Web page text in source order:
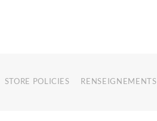
STORE POLICIES RENSEIGNEMENTS